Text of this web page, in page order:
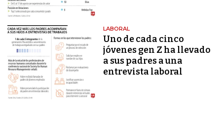
LABORAL
Uno de cada cinco
jóvenes gen Z ha llevado
a sus padres a una
entrevista laboral